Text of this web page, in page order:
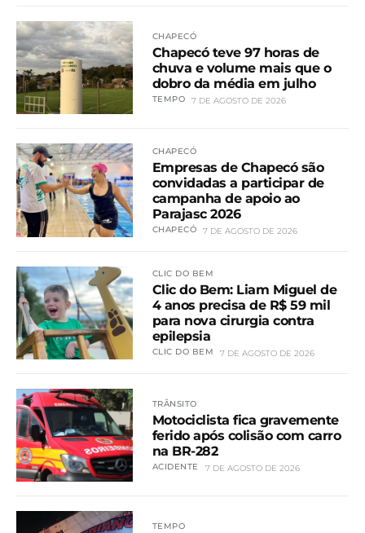
CHAPECÓ
Chapecó teve 97 horas de
chuva e volume mais que o
dobro da média em julho
TEMPO 7 DE AGOSTO DE 2026
CHAPECÓ
Empresas de Chapecó são
convidadas a participar de
campanha de apoio ao
Parajasc 2026
CHAPECÓ 7 DE AGOSTO DE 2026
CLIC DO BEM
Clic do Bem: Liam Miguel de
4 anos precisa de R$ 59 mil
para nova cirurgia contra
epilepsia
CLIC DO BEM 7 DE AGOSTO DE 2026
TRÂNSITO
Motociclista fica gravemente
ferido após colisão com carro
na BR-282
ACIDENTE 7 DE AGOSTO DE 2026
TEMPO